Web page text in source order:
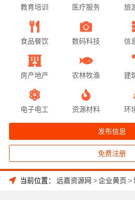
教育培训 医疗服务 旅
食品餐饮 数码科技 信
房产地产 农林牧渔 建
电子电工 资源材料 环
发布信息
免费注册
当前位置： 远嘉资源网 >企业黄页 >